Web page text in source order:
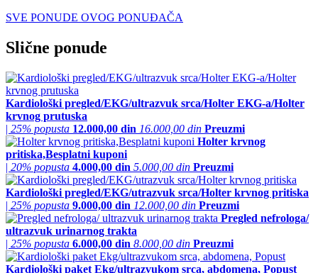
SVE PONUDE OVOG PONUĐAČA
Slične ponude
Kardiološki pregled/EKG/ultrazvuk srca/Holter EKG-a/Holter
krvnog prutuska
| 25% popusta 12.000,00 din 16.000,00 din Preuzmi
Holter krvnog
pritiska,Besplatni kuponi
| 20% popusta 4.000,00 din 5.000,00 din Preuzmi
Kardiološki pregled/EKG/utrazvuk srca/Holter krvnog pritiska
| 25% popusta 9.000,00 din 12.000,00 din Preuzmi
Pregled nefrologa/
ultrazvuk urinarnog trakta
| 25% popusta 6.000,00 din 8.000,00 din Preuzmi
Kardiološki paket Ekg/ultrazvukom srca, abdomena, Popust